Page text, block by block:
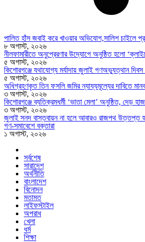
পালিত হাঁস জবাই করে খাওয়ার অভিযোগ,সালিশ চাইলে
৮ অগাস্ট, ২০২৬
নীলফামারীতে অনুপ্রেরণার উদ্যোগে অনুষ্ঠিত হলো
৫ অগাস্ট, ২০২৬
কিশোরগঞ্জে যথাযোগ্য মর্যাদায় জুলাই গণঅভ্যুত্থান দিবস
৫ অগাস্ট, ২০২৬
অধিগ্রহণকৃত তিন ফসলি জমির ন্যায্যমূল্যের দাবিতে
৩ অগাস্ট, ২০২৬
কিশোরগঞ্জে ব্যতিক্রমধর্মী ‘ভাতা মেলা’ অনুষ্ঠিত, দেড়
৩ অগাস্ট, ২০২৬
জুলাই সনদ বাস্তবায়ন না হলে আবারও রাজপথ উত্তপ্ত
গণ-সমাবেশে বক্তারা
১ অগাস্ট, ২০২৬
সর্বশেষ
সারাদেশ
অর্থনীতি
বাংলাদেশ
বিনোদন
মতামত
লাইফস্টাইল
অপরাধ
খেলা
ধর্ম
শিক্ষা